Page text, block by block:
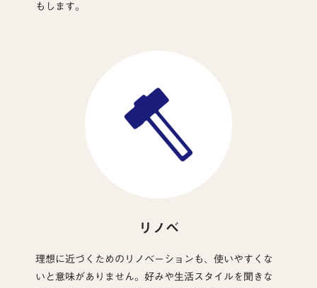
もします。
リノベ
理想に近づくためのリノベーションも、使いやすくな
いと意味がありません。好みや生活スタイルを聞きな